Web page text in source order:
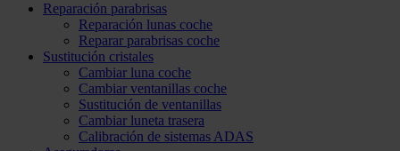
Reparación parabrisas
Reparación lunas coche
Reparar parabrisas coche
Sustitución cristales
Cambiar luna coche
Cambiar ventanillas coche
Sustitución de ventanillas
Cambiar luneta trasera
Calibración de sistemas ADAS